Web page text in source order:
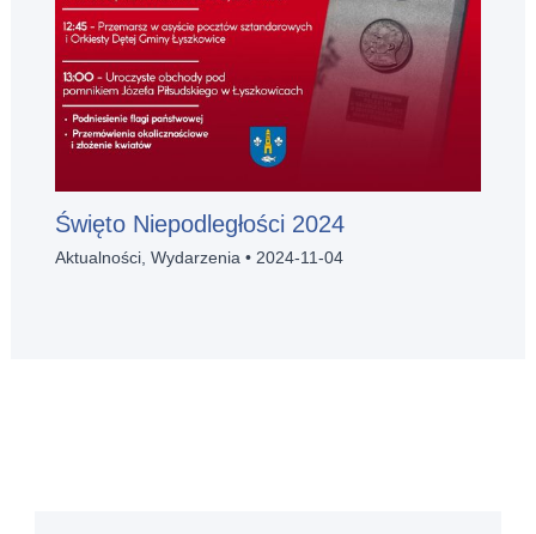
Święto Niepodległości 2024
Aktualności, Wydarzenia • 2024-11-04